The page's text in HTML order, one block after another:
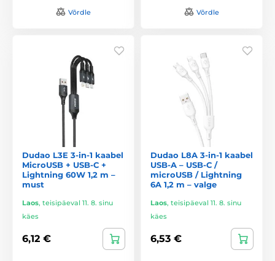
Võrdle Võrdle
Dudao L3E 3-in-1 kaabel
MicroUSB + USB-C +
Lightning 60W 1,2 m –
must
Laos, teisipäeval 11. 8. sinu
käes
6,12 €
Dudao L8A 3-in-1 kaabel
USB-A – USB-C /
microUSB / Lightning
6A 1,2 m – valge
Laos, teisipäeval 11. 8. sinu
käes
6,53 €